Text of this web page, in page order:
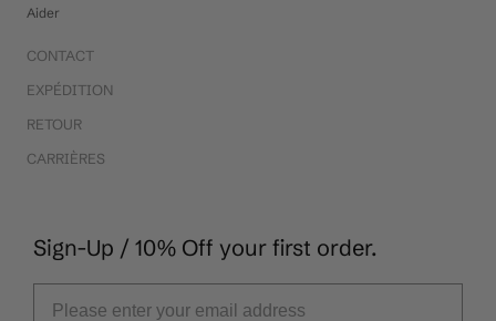
Aider
CONTACT
EXPÉDITION
RETOUR
CARRIÈRES
Sign-Up / 10% Off your first order.